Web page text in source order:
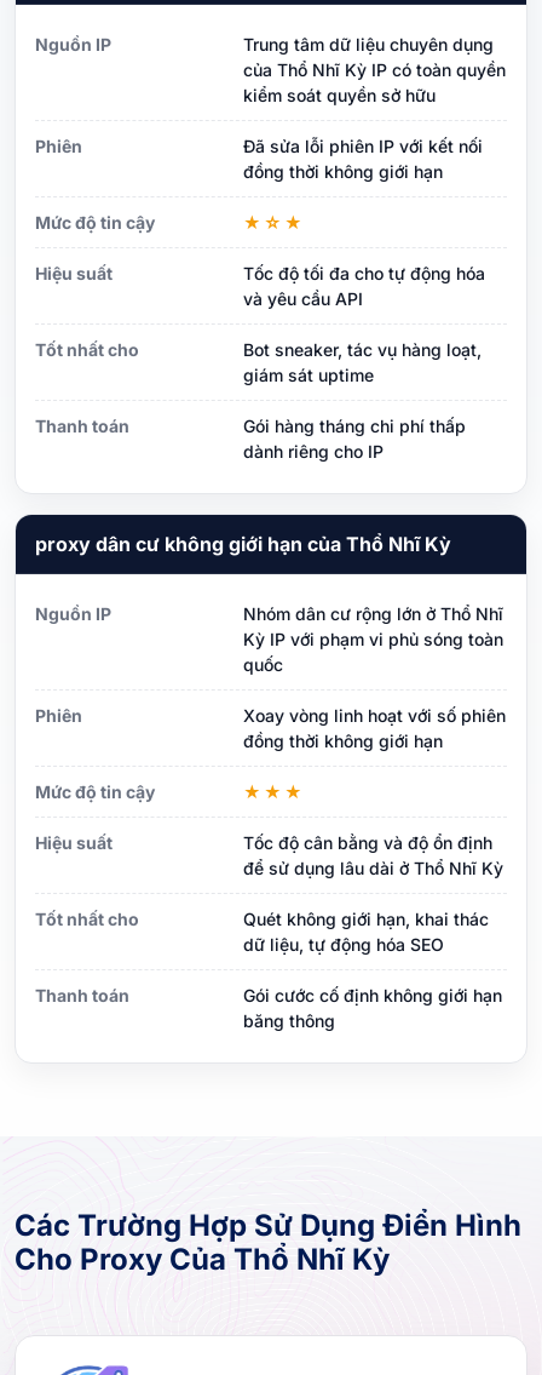
Nguồn IP
Trung tâm dữ liệu chuyên dụng
của Thổ Nhĩ Kỳ IP có toàn quyền
kiểm soát quyền sở hữu
Phiên
Đã sửa lỗi phiên IP với kết nối
đồng thời không giới hạn
Mức độ tin cậy ★☆★
Hiệu suất
Tốc độ tối đa cho tự động hóa
và yêu cầu API
Tốt nhất cho
Bot sneaker, tác vụ hàng loạt,
giám sát uptime
Thanh toán
Gói hàng tháng chi phí thấp
dành riêng cho IP
proxy dân cư không giới hạn của Thổ Nhĩ Kỳ
Nguồn IP
Nhóm dân cư rộng lớn ở Thổ Nhĩ
Kỳ IP với phạm vi phủ sóng toàn
quốc
Phiên
Xoay vòng linh hoạt với số phiên
đồng thời không giới hạn
Mức độ tin cậy ★★★
Hiệu suất
Tốc độ cân bằng và độ ổn định
để sử dụng lâu dài ở Thổ Nhĩ Kỳ
Tốt nhất cho
Quét không giới hạn, khai thác
dữ liệu, tự động hóa SEO
Thanh toán
Gói cước cố định không giới hạn
băng thông
Các Trường Hợp Sử Dụng Điển Hình
Cho Proxy Của Thổ Nhĩ Kỳ